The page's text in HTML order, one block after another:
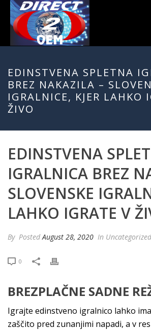
EDINSTVENA SPLETNA
BREZ NAKAZILA –
IGRALNICE, KJER LAHKO
ŽIVO
EDINSTVENA
IGRALNICA BREZ
SLOVENSKE
LAHKO IGRATE V
By PostedAugust 28, 2020 In Uncategorized
0
BREZPLAČNE SADNE
Igrajte edinstveno igralnico lahko
zaščito pred zunanjimi napadi, a v